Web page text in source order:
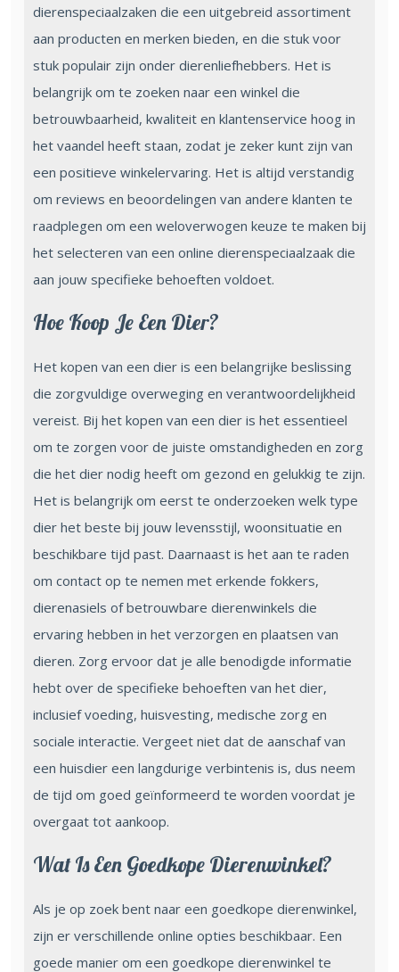
dierenspeciaalzaken die een uitgebreid assortiment
aan producten en merken bieden, en die stuk voor
stuk populair zijn onder dierenliefhebbers. Het is
belangrijk om te zoeken naar een winkel die
betrouwbaarheid, kwaliteit en klantenservice hoog in
het vaandel heeft staan, zodat je zeker kunt zijn van
een positieve winkelervaring. Het is altijd verstandig
om reviews en beoordelingen van andere klanten te
raadplegen om een weloverwogen keuze te maken bij
het selecteren van een online dierenspeciaalzaak die
aan jouw specifieke behoeften voldoet.
Hoe Koop Je Een Dier?
Het kopen van een dier is een belangrijke beslissing
die zorgvuldige overweging en verantwoordelijkheid
vereist. Bij het kopen van een dier is het essentieel
om te zorgen voor de juiste omstandigheden en zorg
die het dier nodig heeft om gezond en gelukkig te zijn.
Het is belangrijk om eerst te onderzoeken welk type
dier het beste bij jouw levensstijl, woonsituatie en
beschikbare tijd past. Daarnaast is het aan te raden
om contact op te nemen met erkende fokkers,
dierenasiels of betrouwbare dierenwinkels die
ervaring hebben in het verzorgen en plaatsen van
dieren. Zorg ervoor dat je alle benodigde informatie
hebt over de specifieke behoeften van het dier,
inclusief voeding, huisvesting, medische zorg en
sociale interactie. Vergeet niet dat de aanschaf van
een huisdier een langdurige verbintenis is, dus neem
de tijd om goed geïnformeerd te worden voordat je
overgaat tot aankoop.
Wat Is Een Goedkope Dierenwinkel?
Als je op zoek bent naar een goedkope dierenwinkel,
zijn er verschillende online opties beschikbaar. Een
goede manier om een goedkope dierenwinkel te